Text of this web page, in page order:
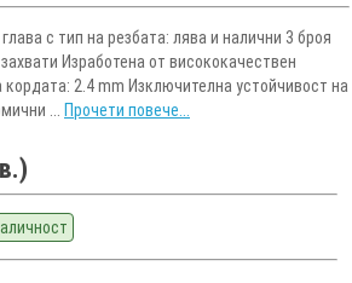
с тип на резбата: лява и налични 3 броя
Изработена от висококачествен
2.4 mm Изключителна устойчивост на
... Прочети повече...